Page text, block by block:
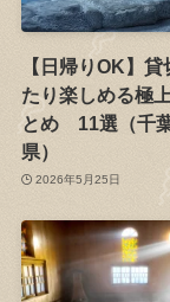
【日帰りOK】
たり楽しめる極
とめ 11選（千
県）
2026年5月25日